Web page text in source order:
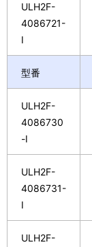
ULH2F-
4086721-
I
型番
ULH2F-
4086730
-I
ULH2F-
4086731-
I
ULH2F-